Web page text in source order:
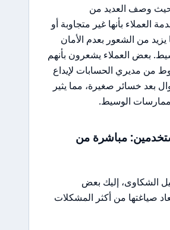
حيث وصف العديد من
العملاء بأنها غير متجاوبة أو
من الشعور بعدم الأمان
بعض العملاء يشعرون بأنهم
من مديري الحسابات لإيداع
بعد خسائر صغيرة، مما يثير
الوسيط.
مباشرة من
الشكاوى، إليك بعض
صياغتها من أكثر المشكلات